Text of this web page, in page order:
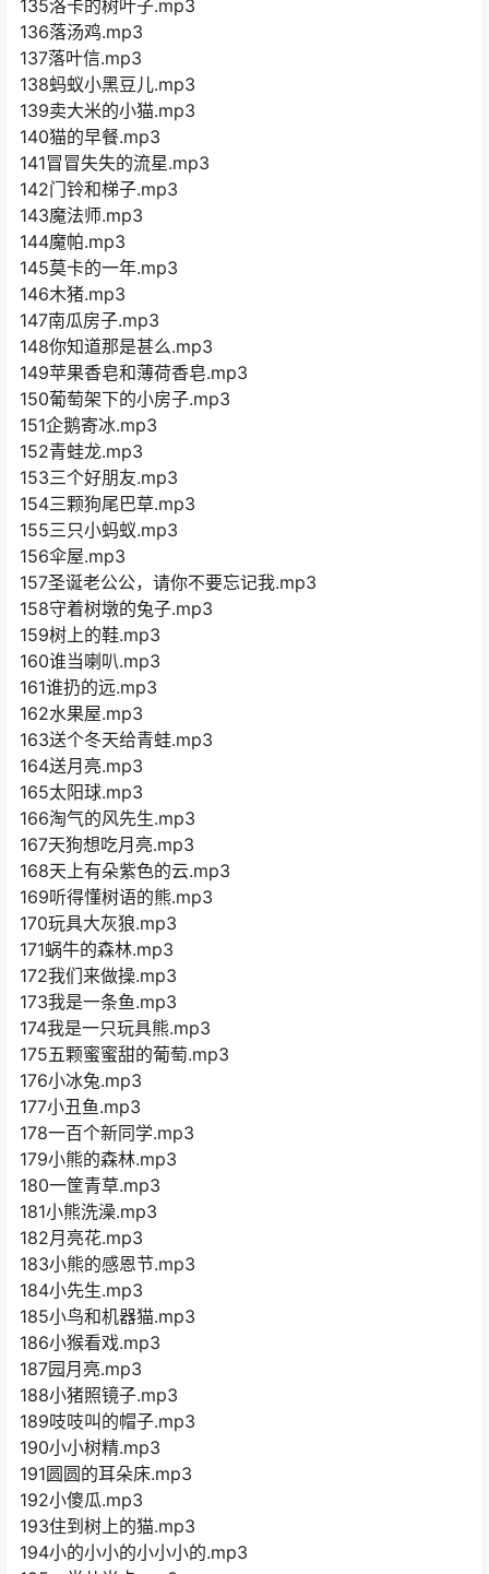
135洛卡的树叶子.mp3
136落汤鸡.mp3
137落叶信.mp3
138蚂蚁小黑豆儿.mp3
139卖大米的小猫.mp3
140猫的早餐.mp3
141冒冒失失的流星.mp3
142门铃和梯子.mp3
143魔法师.mp3
144魔帕.mp3
145莫卡的一年.mp3
146木猪.mp3
147南瓜房子.mp3
148你知道那是甚么.mp3
149苹果香皂和薄荷香皂.mp3
150葡萄架下的小房子.mp3
151企鹅寄冰.mp3
152青蛙龙.mp3
153三个好朋友.mp3
154三颗狗尾巴草.mp3
155三只小蚂蚁.mp3
156伞屋.mp3
157圣诞老公公，请你不要忘记我.mp3
158守着树墩的兔子.mp3
159树上的鞋.mp3
160谁当喇叭.mp3
161谁扔的远.mp3
162水果屋.mp3
163送个冬天给青蛙.mp3
164送月亮.mp3
165太阳球.mp3
166淘气的风先生.mp3
167天狗想吃月亮.mp3
168天上有朵紫色的云.mp3
169听得懂树语的熊.mp3
170玩具大灰狼.mp3
171蜗牛的森林.mp3
172我们来做操.mp3
173我是一条鱼.mp3
174我是一只玩具熊.mp3
175五颗蜜蜜甜的葡萄.mp3
176小冰兔.mp3
177小丑鱼.mp3
178一百个新同学.mp3
179小熊的森林.mp3
180一筐青草.mp3
181小熊洗澡.mp3
182月亮花.mp3
183小熊的感恩节.mp3
184小先生.mp3
185小鸟和机器猫.mp3
186小猴看戏.mp3
187园月亮.mp3
188小猪照镜子.mp3
189吱吱叫的帽子.mp3
190小小树精.mp3
191圆圆的耳朵床.mp3
192小傻瓜.mp3
193住到树上的猫.mp3
194小的小小的小小小的.mp3